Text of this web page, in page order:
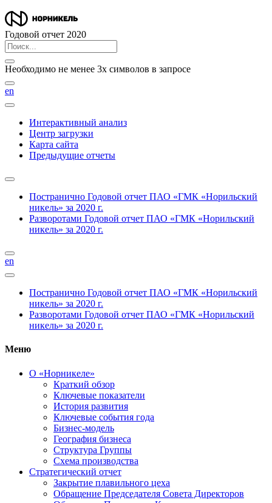
Годовой отчет 2020
Необходимо не менее 3х символов в запросе
en
Интерактивный анализ
Центр загрузки
Карта сайта
Предыдущие отчеты
Постранично Годовой отчет ПАО «ГМК «Норильский
никель» за 2020 г.
Разворотами Годовой отчет ПАО «ГМК «Норильский
никель» за 2020 г.
en
Постранично Годовой отчет ПАО «ГМК «Норильский
никель» за 2020 г.
Разворотами Годовой отчет ПАО «ГМК «Норильский
никель» за 2020 г.
Меню
О «Норникеле»
Краткий обзор
Ключевые показатели
История развития
Ключевые события года
Бизнес-модель
География бизнеса
Структура Группы
Схема производства
Стратегический отчет
Закрытие плавильного цеха
Обращение Председателя Совета Директоров